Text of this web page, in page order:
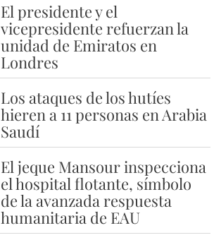
El presidente y el
vicepresidente refuerzan la
unidad de Emiratos en
Londres
Los ataques de los hutíes
hieren a 11 personas en Arabia
Saudí
El jeque Mansour inspecciona
el hospital flotante, símbolo
de la avanzada respuesta
humanitaria de EAU